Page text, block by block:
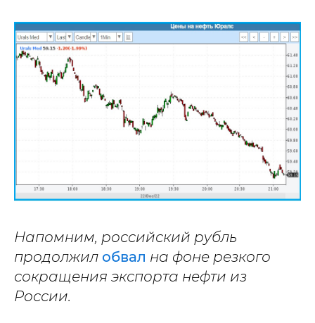
Напомним, российский рубль
продолжил обвал на фоне резкого
сокращения экспорта нефти из
России.